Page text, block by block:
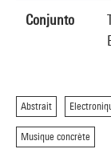
Conjunto
Abstrait
Musique concrète